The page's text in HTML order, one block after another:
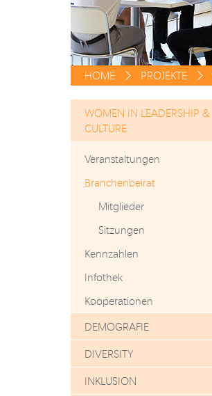
HOME PROJEKTE
WOMEN IN LEADERSHIP &
CULTURE
Veranstaltungen
Branchenbeirat
Mitglieder
Sitzungen
Kennzahlen
Infothek
Kooperationen
DEMOGRAFIE
DIVERSITY
INKLUSION